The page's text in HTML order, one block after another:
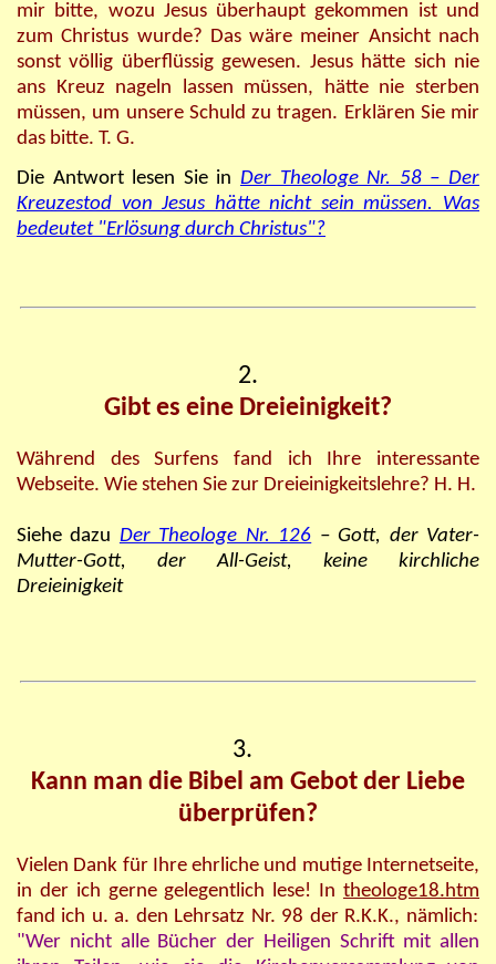
mir bitte, wozu Jesus überhaupt gekommen ist und
zum Christus wurde? Das wäre meiner Ansicht nach
sonst völlig überflüssig gewesen. Jesus hätte sich nie
ans Kreuz nageln lassen müssen, hätte nie sterben
müssen, um unsere Schuld zu tragen. Erklären Sie mir
das bitte. T. G.
Die Antwort lesen Sie in Der Theologe Nr. 58 – Der
Kreuzestod von Jesus hätte nicht sein müssen. Was
bedeutet "Erlösung durch Christus"?
2.
Gibt es eine Dreieinigkeit?
Während des Surfens fand ich Ihre interessante
Webseite. Wie stehen Sie zur Dreieinigkeitslehre? H. H.
Siehe dazu Der Theologe Nr. 126 – Gott, der Vater-
Mutter-Gott, der All-Geist, keine kirchliche
Dreieinigkeit
3.
Kann man die Bibel am Gebot der Liebe
überprüfen?
Vielen Dank für Ihre ehrliche und mutige Internetseite,
in der ich gerne gelegentlich lese! In theologe18.htm
fand ich u. a. den Lehrsatz Nr. 98 der R.K.K., nämlich:
"Wer nicht alle Bücher der Heiligen Schrift mit allen